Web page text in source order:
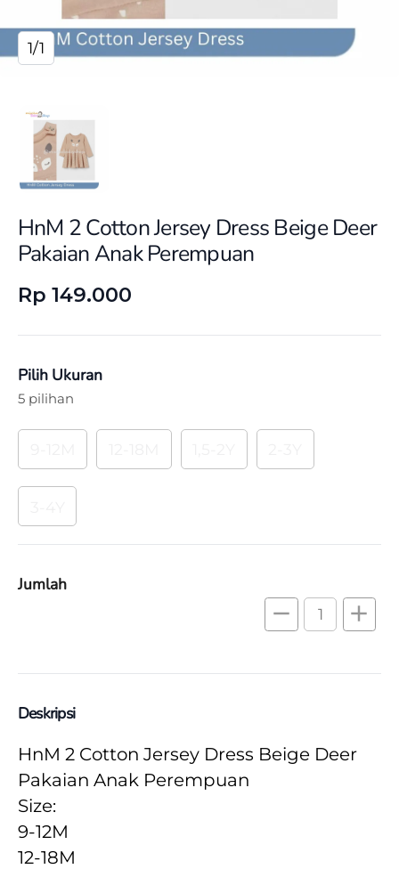
1/1
HnM 2 Cotton Jersey Dress Beige Deer
Pakaian Anak Perempuan
Rp 149.000
Pilih Ukuran
5 pilihan
Jumlah
remove add
Deskripsi
HnM 2 Cotton Jersey Dress Beige Deer
Pakaian Anak Perempuan
Size:
9-12M
12-18M